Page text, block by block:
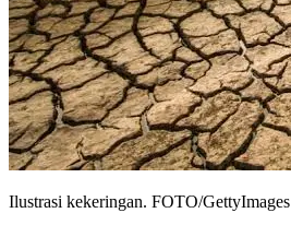
Ilustrasi kekeringan. FOTO/GettyImages